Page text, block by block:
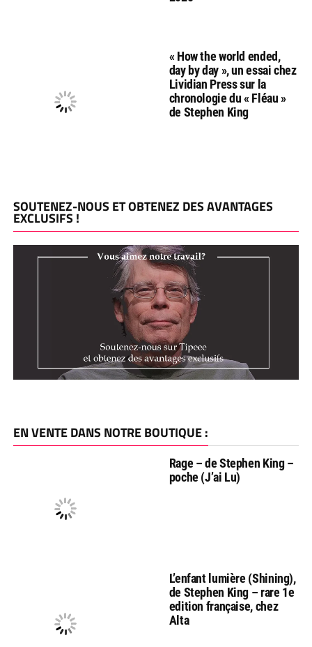
« How the world ended,
day by day », un essai chez
Lividian Press sur la
chronologie du « Fléau »
de Stephen King
SOUTENEZ-NOUS ET OBTENEZ DES AVANTAGES
EXCLUSIFS !
EN VENTE DANS NOTRE BOUTIQUE :
Rage – de Stephen King –
poche (J’ai Lu)
L’enfant lumière (Shining),
de Stephen King – rare 1e
edition française, chez
Alta